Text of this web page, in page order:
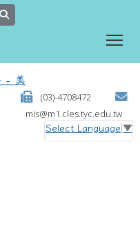
(03)-4708472
mis@m1.cles.tyc.edu.tw
Select Language ▼